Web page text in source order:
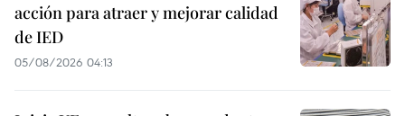
acción para atraer y mejorar calidad
de IED
05/08/2026 04:13